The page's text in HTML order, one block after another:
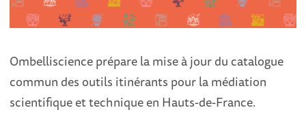
Ombelliscience prépare la mise à jour du catalogue
commun des outils itinérants pour la médiation
scientifique et technique en Hauts-de-France.